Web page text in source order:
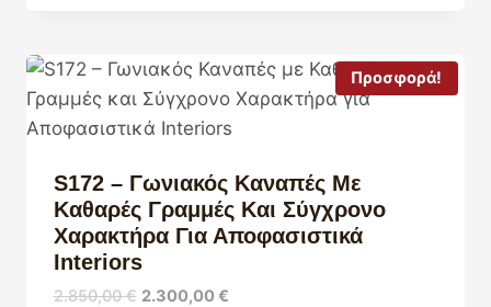
Προσφορά!
S172 – Γωνιακός Καναπές Με
Καθαρές Γραμμές Και Σύγχρονο
Χαρακτήρα Για Αποφασιστικά
Interiors
2.850,00€ Original
2.300,00€Η